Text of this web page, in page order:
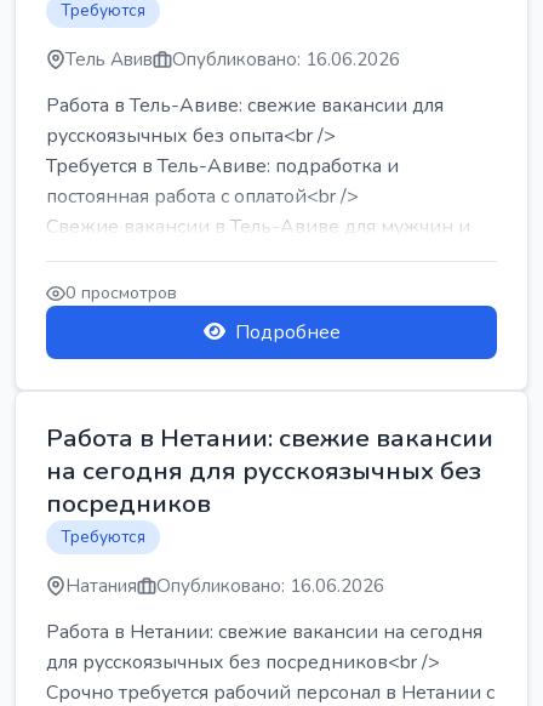
Требуются
Тель Авив Опубликовано: 16.06.2026
Работа в Тель-Авиве: свежие вакансии для
русскоязычных без опыта<br />
Требуется в Тель-Авиве: подработка и
постоянная работа с оплатой<br />
Свежие вакансии в Тель-Авиве для мужчин и
женщин от хозя...
0 просмотров
Подробнее
Работа в Нетании: свежие вакансии
на сегодня для русскоязычных без
посредников
Требуются
Натания Опубликовано: 16.06.2026
Работа в Нетании: свежие вакансии на сегодня
для русскоязычных без посредников<br />
Срочно требуется рабочий персонал в Нетании с